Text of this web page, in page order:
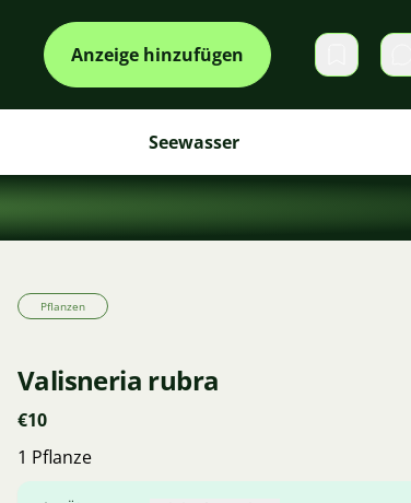
Anzeige hinzufügen
Seewasser
Pflanzen
Valisneria rubra
€10
1 Pflanze